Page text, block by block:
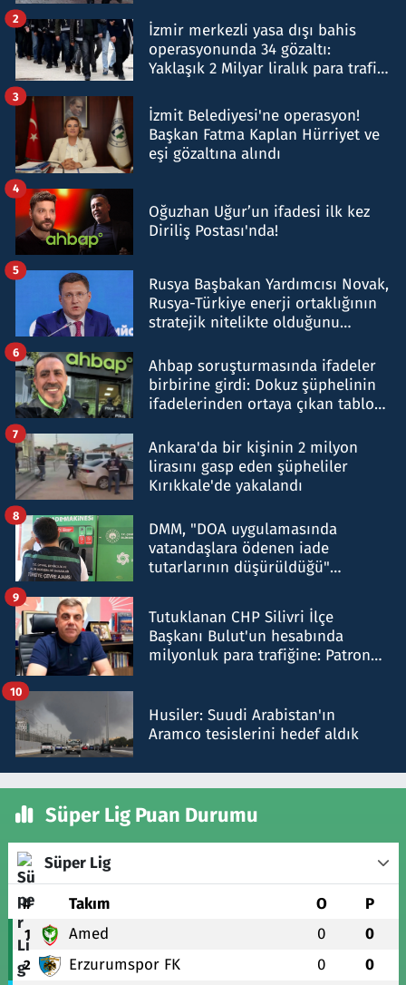
İzmir merkezli yasa dışı bahis
operasyonunda 34 gözaltı:
Yaklaşık 2 Milyar liralık para trafiği
2
İzmit Belediyesi'ne operasyon!
Başkan Fatma Kaplan Hürriyet ve
eşi gözaltına alındı
3
Oğuzhan Uğur’un ifadesi ilk kez
Diriliş Postası'nda!
4
Rusya Başbakan Yardımcısı Novak,
Rusya-Türkiye enerji ortaklığının
stratejik nitelikte olduğunu
5
Ahbap soruşturmasında ifadeler
birbirine girdi: Dokuz şüphelinin
ifadelerinden ortaya çıkan tablo
6
Ankara'da bir kişinin 2 milyon
lirasını gasp eden şüpheliler
Kırıkkale'de yakalandı
7
DMM, "DOA uygulamasında
vatandaşlara ödenen iade
tutarlarının düşürüldüğü"
8
Tutuklanan CHP Silivri İlçe
Başkanı Bulut'un hesabında
milyonluk para trafiğine: Patron
9
Husiler: Suudi Arabistan'ın
Aramco tesislerini hedef aldık
10
Süper Lig Puan Durumu
Süper Lig
# Takım O P
1 Amed 0 0
2 Erzurumspor FK 0 0